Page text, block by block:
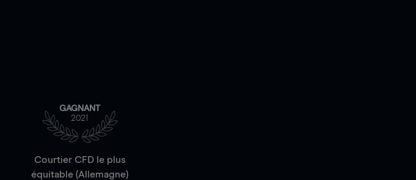
GAGNANT
2021
Courtier CFD le plus
équitable (Allemagne)